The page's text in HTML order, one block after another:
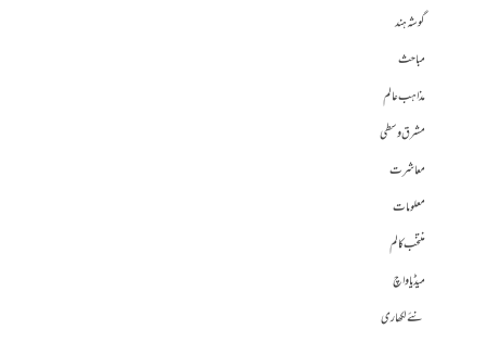
گوشہ ہند
مباحث
مذاہب عالم
مشرق وسطی
معاشرت
معلومات
منتخب کالم
میڈیا واچ
نئے لکھاری